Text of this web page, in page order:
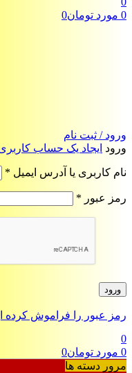
0 مورد تومان0
ورود / ثبت نام
ورود ایجاد یک حساب
نام کاربری یا آدرس ایمیل *
رمز عبور *
ورود
رمز عبور را فراموش کرده
0
0 مورد تومان0
مرور دسته ها